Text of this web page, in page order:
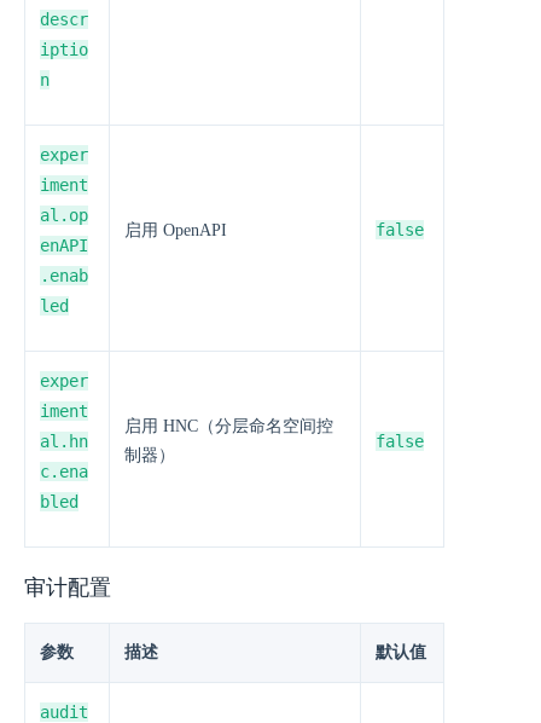
descr
iptio
n
exper
iment
al.op
enAPI
.enab
led
启用 OpenAPI false
exper
iment
al.hn
c.ena
bled
启用 HNC（分层命名空间控
制器）
false
审计配置
参数 描述 默认值
audit